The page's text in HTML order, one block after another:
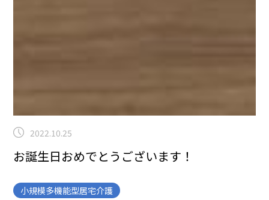
2022.10.25
お誕生日おめでとうございます！
小規模多機能型居宅介護